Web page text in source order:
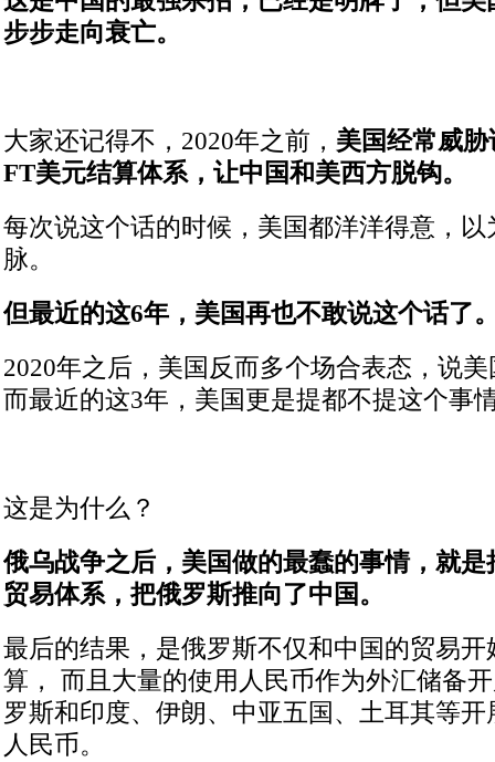
步步走向衰亡。
大家还记得不，2020年之前， 美国经常威
FT美元结算体系，让中国和美西方脱钩。
每次说这个话的时候，美国都洋洋得意，
脉。
但最近的这6年，美国再也不敢说这个话了
2020年之后，美国反而多个场合表态，说
而最近的这3年，美国更是提都不提这个事
这是为什么？
俄乌战争之后，美国做的最蠢的事情，就
贸易体系，把俄罗斯推向了中国。
最后的结果，是俄罗斯不仅和中国的贸易开
算， 而且大量的使用人民币作为外汇储备
罗斯和印度、伊朗、中亚五国、土耳其等
人民币。